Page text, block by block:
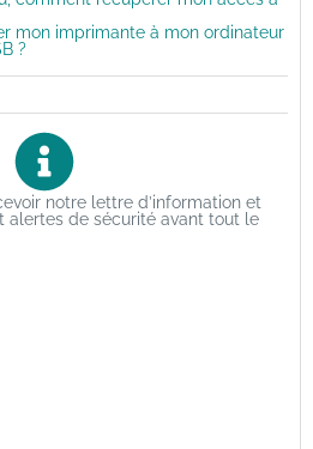
mon imprimante à mon ordinateur
?
notre lettre d’information et
alertes de sécurité avant tout le